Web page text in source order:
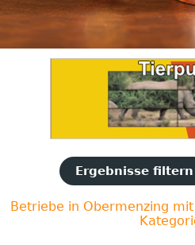
Ergebnisse
Betriebe in Obermenzing